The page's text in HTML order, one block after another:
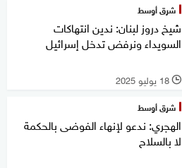
شرق أوسط
شيخ دروز لبنان: ندين انتهاكات
السويداء ونرفض تدخل إسرائيل
l 18 يوليو 2025
شرق أوسط
الهجري: ندعو لإنهاء الفوضى بالحكمة
لا بالسلاح